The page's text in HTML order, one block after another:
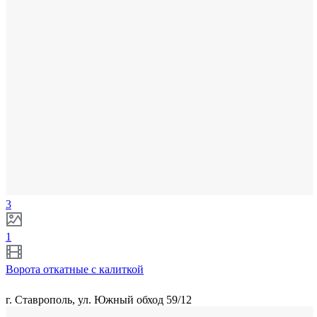
3
1
Ворота откатные с калиткой
г. Ставрополь, ул. Южный обход 59/12